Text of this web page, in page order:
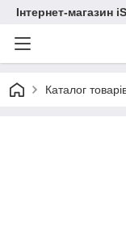
Інтернет-магазин
Каталог